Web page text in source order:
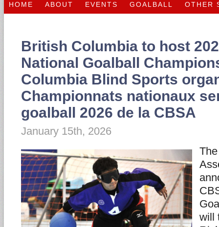
HOME ABOUT EVENTS GOALBALL OTHER
British Columbia to host
National Goalball
Columbia Blind Sports
Championnats nationaux
goalball 2026 de la CBSA
January 15th, 2026
will